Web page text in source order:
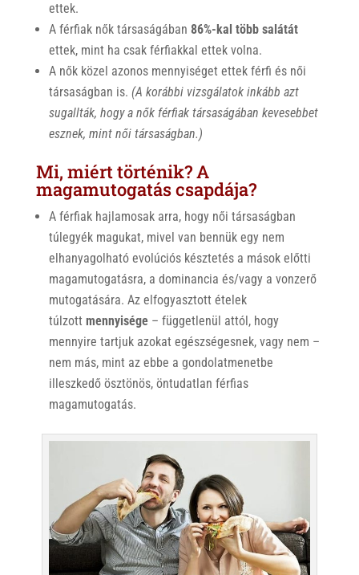
ettek.
A férfiak nők társaságában 86%-kal több salátát
ettek, mint ha csak férfiakkal ettek volna.
A nők közel azonos mennyiséget ettek férfi és női
társaságban is. (A korábbi vizsgálatok inkább azt
sugallták, hogy a nők férfiak társaságában kevesebbet
esznek, mint női társaságban.)
Mi, miért történik? A
magamutogatás csapdája?
A férfiak hajlamosak arra, hogy női társaságban
túlegyék magukat, mivel van bennük egy nem
elhanyagolható evolúciós késztetés a mások előtti
magamutogatásra, a dominancia és/vagy a vonzerő
mutogatására. Az elfogyasztott ételek
túlzott mennyisége– függetlenül attól, hogy
mennyire tartjuk azokat egészségesnek, vagy nem –
nem más, mint az ebbe a gondolatmenetbe
illeszkedő ösztönös, öntudatlan férfias
magamutogatás.